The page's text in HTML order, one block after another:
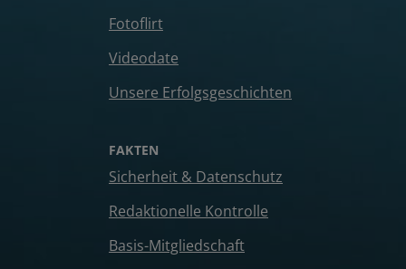
Fotoflirt
Videodate
Unsere Erfolgsgeschichten
FAKTEN
Sicherheit & Datenschutz
Redaktionelle Kontrolle
Basis-Mitgliedschaft